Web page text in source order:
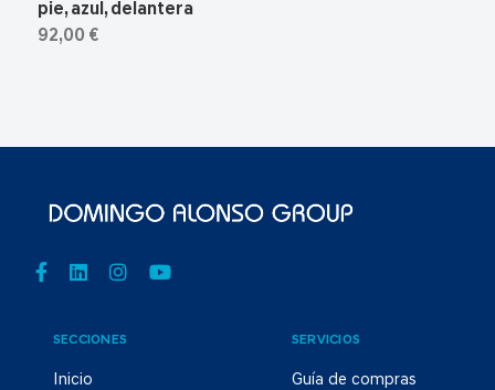
pie, azul, delantera
92,00 €
SECCIONES
Inicio
SERVICIOS
Guía de compras